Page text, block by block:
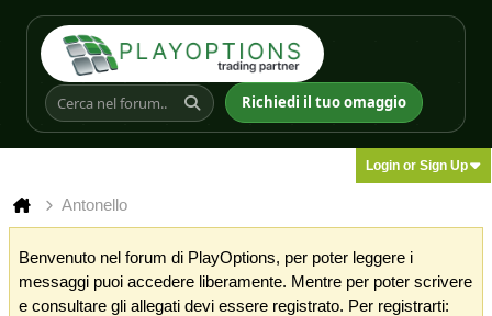
Richiedi il tuo omaggio
Login or Sign Up
Antonello
Benvenuto nel forum di PlayOptions, per poter leggere i
messaggi puoi accedere liberamente. Mentre per poter scrivere
e consultare gli allegati devi essere registrato. Per registrarti: